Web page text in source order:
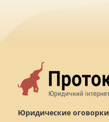
Юридические оговорки